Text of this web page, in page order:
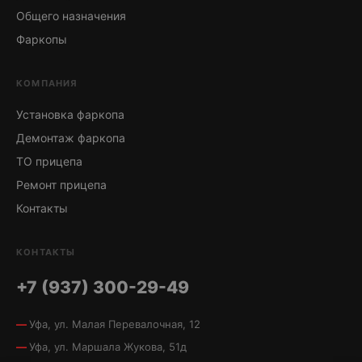
Общего назначения
Фаркопы
КОМПАНИЯ
Установка фаркопа
Демонтаж фаркопа
ТО прицепа
Ремонт прицепа
Контакты
КОНТАКТЫ
+7 (937) 300-29-49
Уфа, ул. Малая Перевалочная, 12
Уфа, ул. Маршала Жукова, 51д